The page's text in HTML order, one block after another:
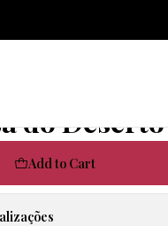
do Deserto
do Deserto
Add to Cart